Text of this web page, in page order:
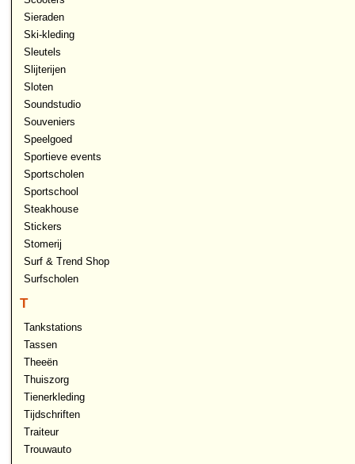
Sieraden
Ski-kleding
Sleutels
Slijterijen
Sloten
Soundstudio
Souveniers
Speelgoed
Sportieve events
Sportscholen
Sportschool
Steakhouse
Stickers
Stomerij
Surf & Trend Shop
Surfscholen
T
Tankstations
Tassen
Theeën
Thuiszorg
Tienerkleding
Tijdschriften
Traiteur
Trouwauto